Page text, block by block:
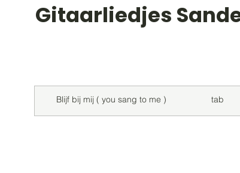
Gitaarliedjes
Blijf bij mij ( you sang to me ) tab